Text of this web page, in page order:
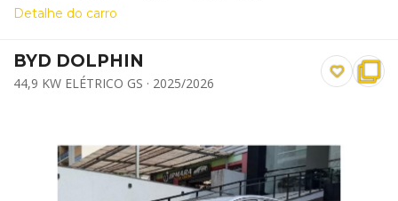
Detalhe do carro
BYD DOLPHIN
44,9 KW ELÉTRICO GS · 2025/2026